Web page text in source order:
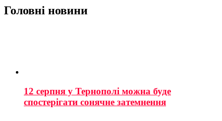
Головні новини
12 серпня у Тернополі можна буде
спостерігати сонячне затемнення